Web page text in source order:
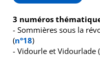
3 numéros
- Sommières sous la
(n°18)
- Vidourle et Vidourlade (